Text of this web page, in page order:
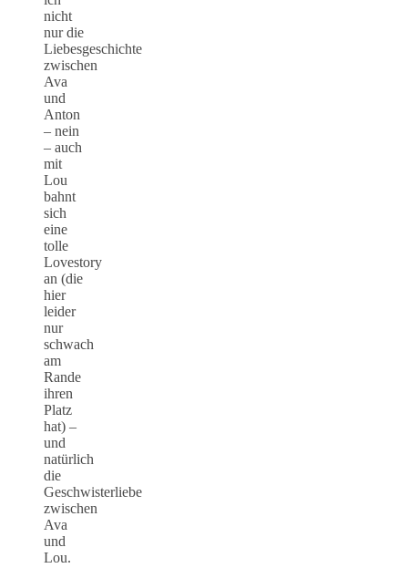
nicht
nur die
Liebesgeschichte
zwischen
Ava
und
Anton
– nein
– auch
mit
Lou
bahnt
sich
eine
tolle
Lovestory
an (die
hier
leider
nur
schwach
am
Rande
ihren
Platz
hat) –
und
natürlich
die
Geschwisterliebe
zwischen
Ava
und
Lou.